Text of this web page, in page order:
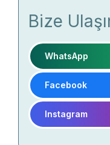
Bize
WhatsApp
Facebook
Instagram